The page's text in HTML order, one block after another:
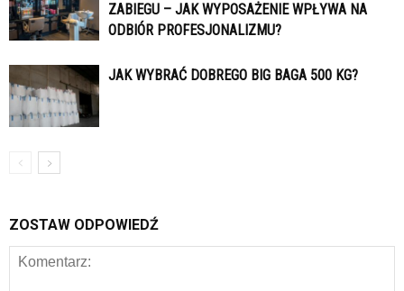
ZABIEGU – JAK WYPOSAŻENIE WPŁYWA NA
ODBIÓR PROFESJONALIZMU?
JAK WYBRAĆ DOBREGO BIG BAGA 500 KG?
ZOSTAW ODPOWIEDŹ